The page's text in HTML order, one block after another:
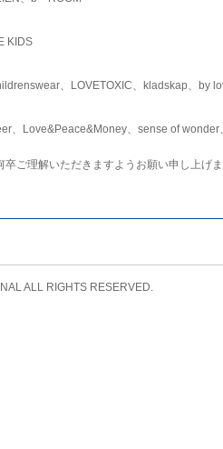
KIDS
、LOVETOXIC、kladskap、by
、Love&Peace&Money、sense of wonder
ご理解いただきますようお願い申し上げま